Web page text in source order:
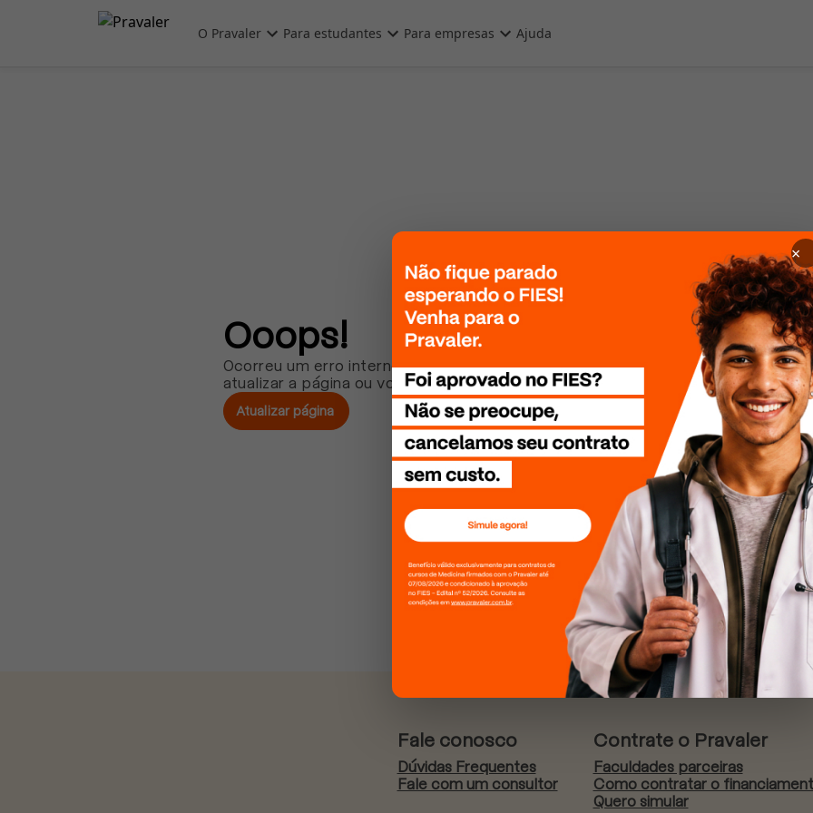
Pular para o conteúdo principal
O Pravaler Para estudantes Para empresas Ajuda
Ooops!
Ocorreu um erro interno. Por favor, tente
atualizar a página ou volte mais tarde!
Atualizar página
Fale conosco
Dúvidas Frequentes
Fale com um consultor
Contrate o Pravaler
Faculdades parceiras
Como contratar o
Quero simular
×